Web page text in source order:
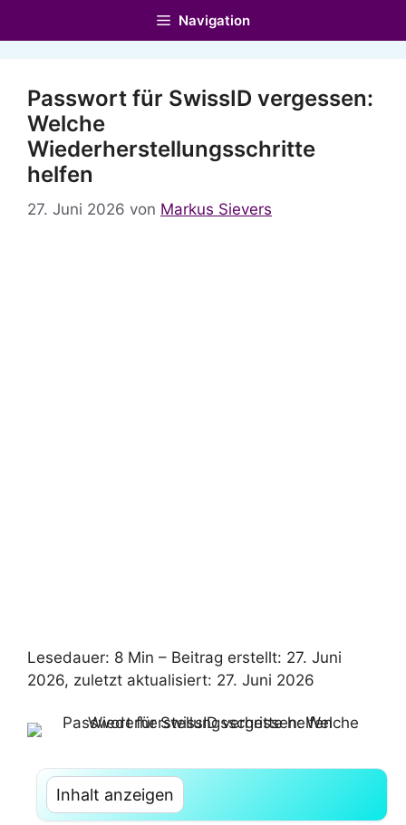
Navigation
Passwort für SwissID vergessen:
Welche
Wiederherstellungsschritte
helfen
27. Juni 2026 von Markus Sievers
Lesedauer: 8 Min – Beitrag erstellt: 27. Juni
2026, zuletzt aktualisiert: 27. Juni 2026
Inhalt anzeigen